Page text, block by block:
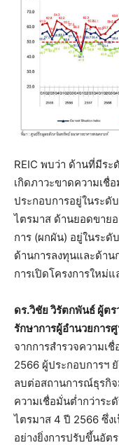
REIC พบว่า ด้านที่มีร
เกิดภาวะขาดความเชื่
ประกอบการอยู่ในระดั
ไตรมาส ด้านยอดขาย
การ (ผกผัน) อยู่ในระดั
ด้านการลงทุนและด้าน
การเปิดโครงการใหม่
ดร.วิชัย วิรัตกพันธ์ ผู้ตร
รักษาการผู้อำนวยการ
จากการสำรวจความเ
2566 ผู้ประกอบการฯ
ลบต่อสถานการณ์ธุรกิ
ความเชื่อมั่นต่ำกว่าระ
ไตรมาส 4 ปี 2566 ซึ่ง
อย่างยิ่งการปรับขึ้นอัต